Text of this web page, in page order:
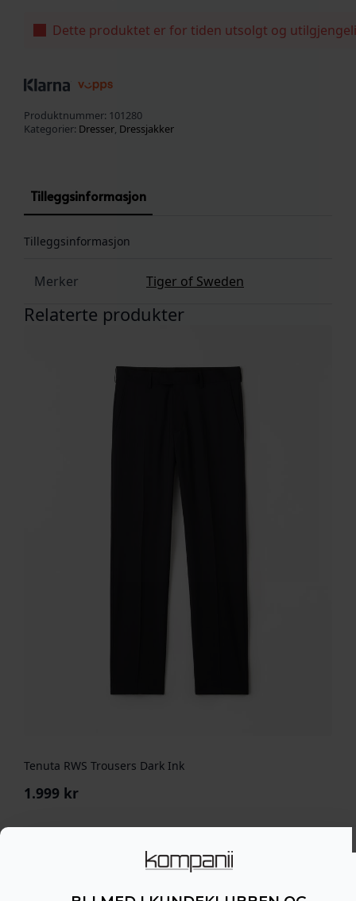
Dette produktet er for tiden utsolgt og
Produktnummer: 101280
Kategorier: Dresser, Dressjakker
Tilleggsinformasjon
Tilleggsinformasjon
Merker Tiger of Sweden
Relaterte produkter
Tenuta RWS Trousers Dark Ink
1.999 kr